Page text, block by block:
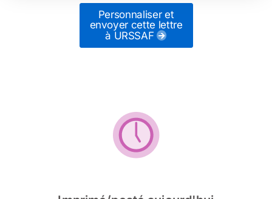
Personnaliser et
envoyer cette lettre
à URSSAF